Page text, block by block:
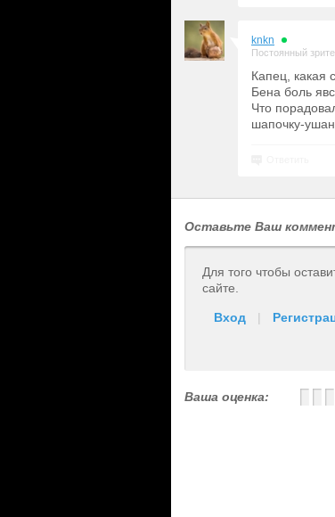
knkn
Постоянный
Капец, какая
Бена боль
Что
шапочку-
Оставьте Ваш
Для того чтобы
сайте.
Вход |
Ваша оценка: